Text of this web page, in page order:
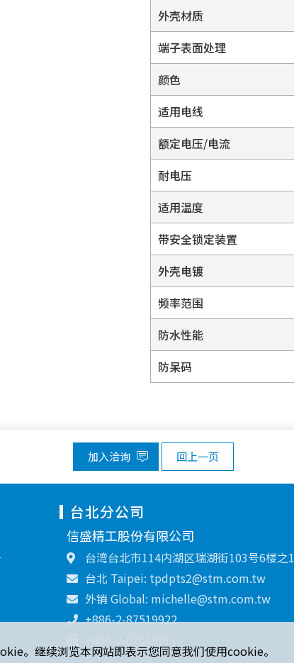
外壳材质
端子表面处理
颜色
适用电线
额定电压/电流
耐电压
适用温度
带安全锁定装置
外壳电镀
频率范围
防水性能
防呆码
加入洽询 回上一页
台北分公司
信盛精工股份有限公司
台湾台北市114内湖区瑞湖街103号6楼之1
台北 Taipei: tpdpts2@stm.com.tw
外销 Global: michelle@stm.com.tw
+886-2-87519922
。继续浏览本网站即表示您同意我们使用cookie。